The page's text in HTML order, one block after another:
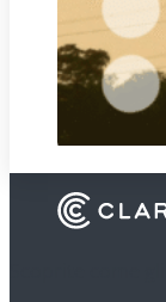
Scoprite come